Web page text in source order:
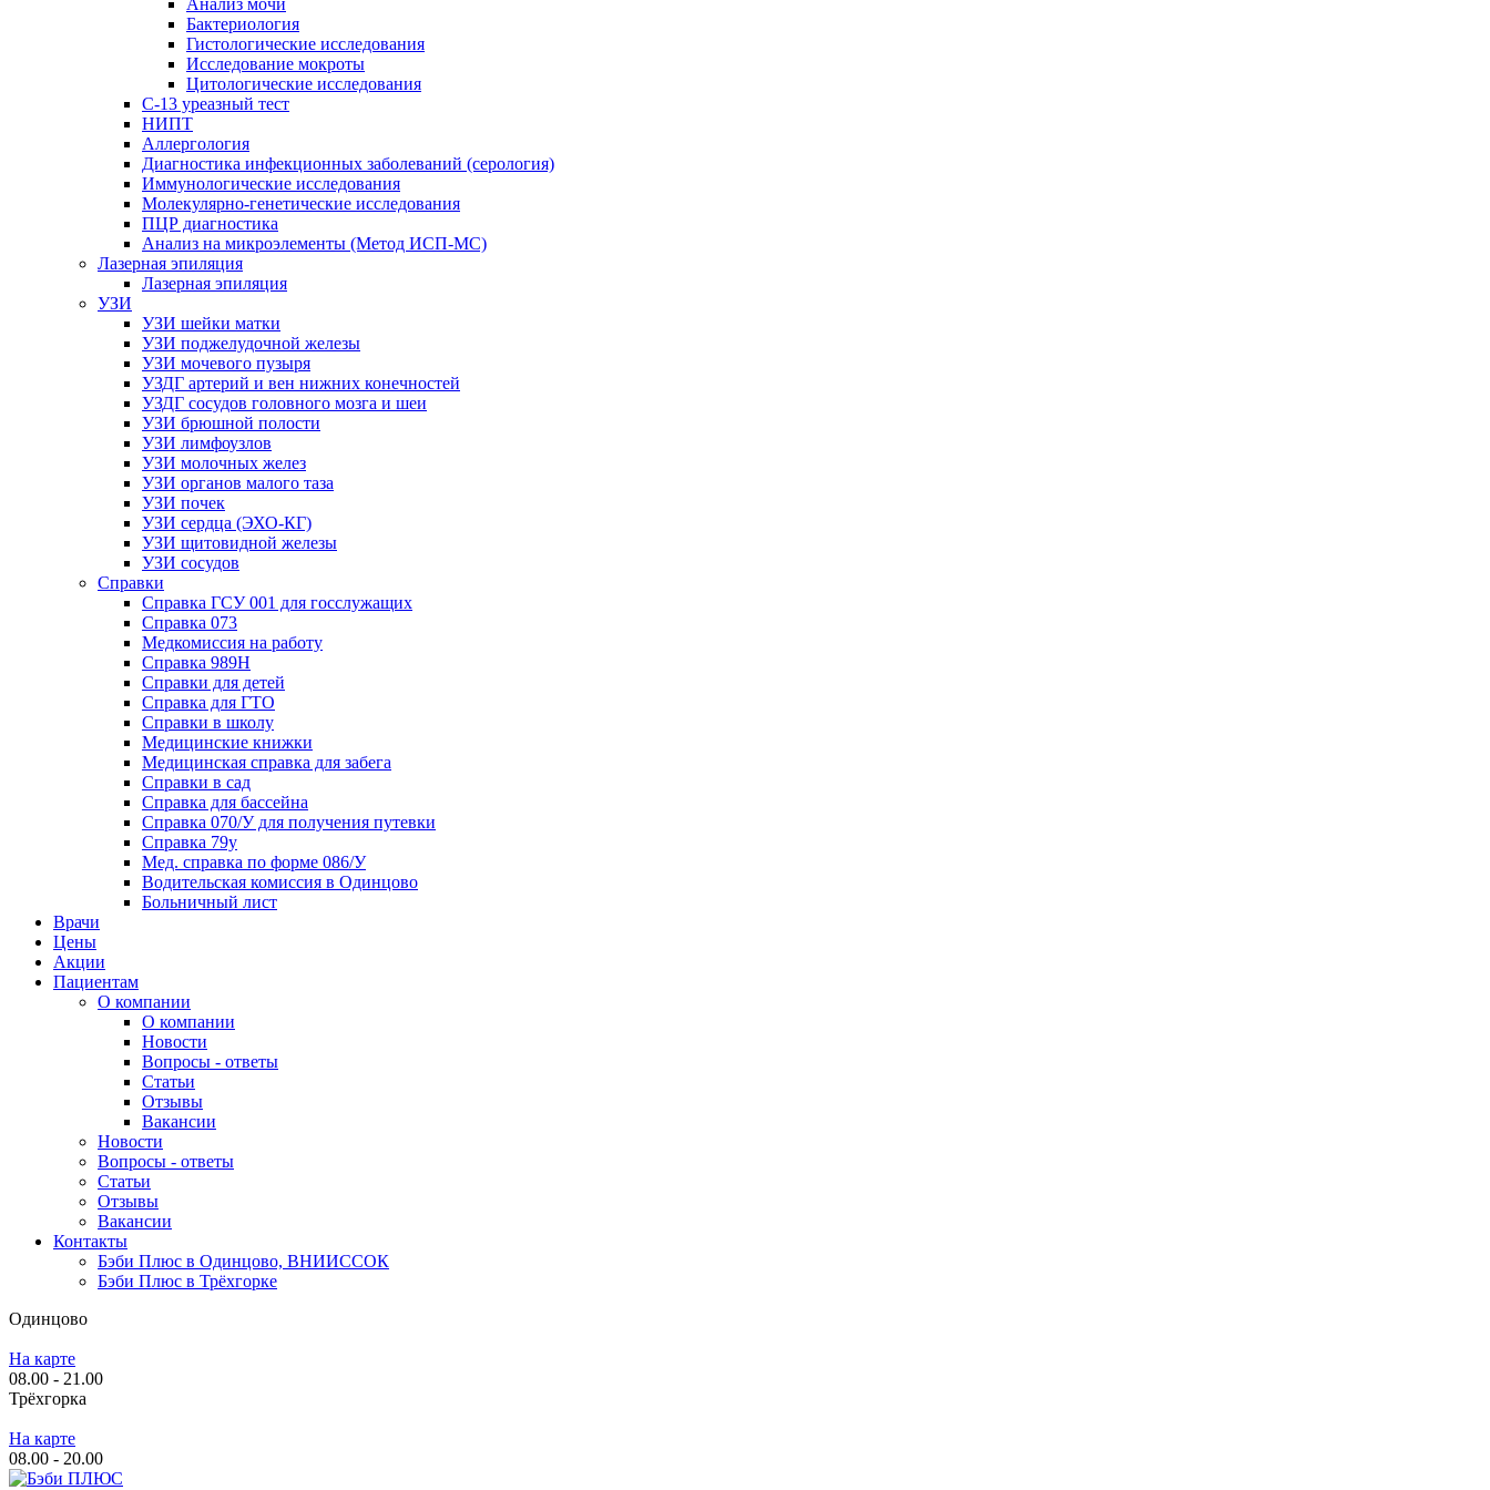
Анализ мочи
Бактериология
Гистологические исследования
Исследование мокроты
Цитологические исследования
С-13 уреазный тест
НИПТ
Аллергология
Диагностика инфекционных заболеваний (серология)
Иммунологические исследования
Молекулярно-генетические исследования
ПЦР диагностика
Анализ на микроэлементы (Метод ИСП-МС)
Лазерная эпиляция
Лазерная эпиляция
УЗИ
УЗИ шейки матки
УЗИ поджелудочной железы
УЗИ мочевого пузыря
УЗДГ артерий и вен нижних конечностей
УЗДГ сосудов головного мозга и шеи
УЗИ брюшной полости
УЗИ лимфоузлов
УЗИ молочных желез
УЗИ органов малого таза
УЗИ почек
УЗИ сердца (ЭХО-КГ)
УЗИ щитовидной железы
УЗИ сосудов
Справки
Справка ГСУ 001 для госслужащих
Справка 073
Медкомиссия на работу
Справка 989Н
Справки для детей
Справка для ГТО
Справки в школу
Медицинские книжки
Медицинская справка для забега
Справки в сад
Справка для бассейна
Справка 070/У для получения путевки
Справка 79у
Мед. справка по форме 086/У
Водительская комиссия в Одинцово
Больничный лист
Врачи
Цены
Акции
Пациентам
О компании
О компании
Новости
Вопросы - ответы
Статьи
Отзывы
Вакансии
Новости
Вопросы - ответы
Статьи
Отзывы
Вакансии
Контакты
Бэби Плюс в Одинцово, ВНИИССОК
Бэби Плюс в Трёхгорке
Одинцово
На карте
08.00 - 21.00
Трёхгорка
На карте
08.00 - 20.00